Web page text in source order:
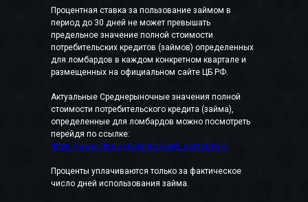
Процентная ставка за пользование займом в
период до 30 дней не может превышать
предельное значение полной стоимости
потребительских кредитов (займов) определенных
для ломбардов в каждом конкретном квартале и
размещенных на официальном сайте ЦБ РФ.
Актуальные Среднерыночные значения полной
стоимости потребительского кредита (займа),
определенные для ломбардов можно посмотреть
перейдя по ссылке:
https://www.cbr.ru/statistics/bank_sector/psk/
Проценты уплачиваются только за фактическое
число дней использования займа.